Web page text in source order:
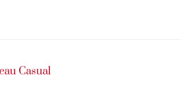
Casual